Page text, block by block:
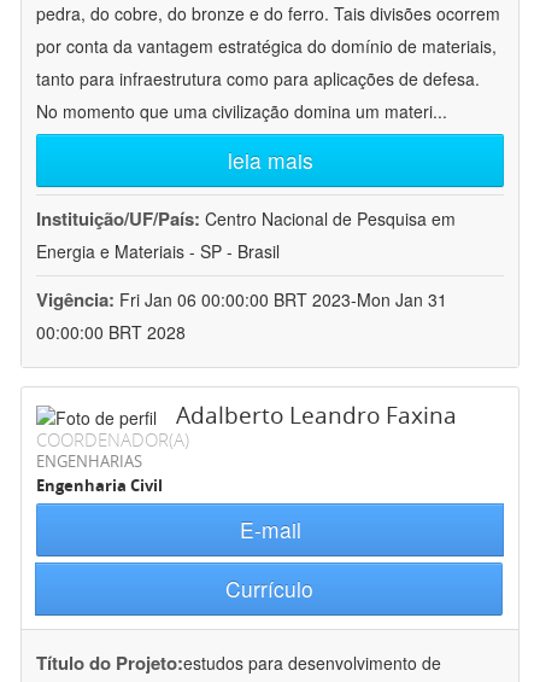
pedra, do cobre, do bronze e do ferro. Tais divisões ocorrem
por conta da vantagem estratégica do domínio de materiais,
tanto para infraestrutura como para aplicações de defesa.
No momento que uma civilização domina um materi...
leia mais
Instituição/UF/País: Centro Nacional de Pesquisa em
Energia e Materiais - SP - Brasil
Vigência: Fri Jan 06 00:00:00 BRT 2023-Mon Jan 31
00:00:00 BRT 2028
Adalberto Leandro Faxina
COORDENADOR(A)
ENGENHARIAS
Engenharia Civil
E-mail
Currículo
Título do Projeto:estudos para desenvolvimento de